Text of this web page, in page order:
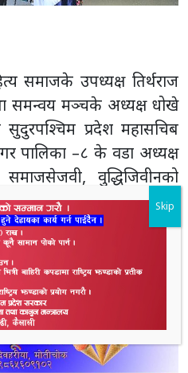
समाजके उपध्यक्ष तिर्थराज
समन्वय मञ्चके अध्यक्ष धोखे
प्रदेश महासचिब
पालिका –८ के वडा अध्यक्ष
वुद्धिजिवीनको
रानाथारु समाजके अध्यक्ष
रानाके सभापतित्वमे भओ
मन्तव्य संस्थाके उपाध्यक्ष
संचालन महासचिब भक्तराज
Skip